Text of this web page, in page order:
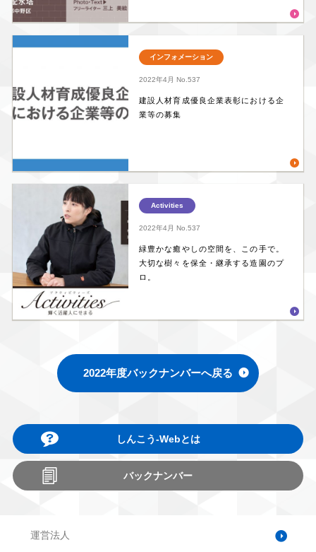
インフォメーション
2022年4月 No.537
建設人材育成優良企業表彰における企
業等の募集
Activities
2022年4月 No.537
緑豊かな癒やしの空間を、この手で。
大切な樹々を保全・継承する造園のプ
ロ。
2022年度バックナンバーへ戻る
しんこう-Webとは
バックナンバー
運営法人